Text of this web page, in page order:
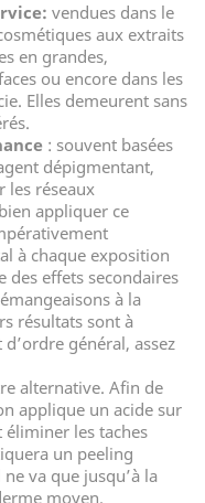
vendues dans le
aux extraits
en grandes,
ou encore dans les
Elles demeurent sans
: souvent basées
dépigmentant,
les réseaux
appliquer ce
à chaque exposition
effets secondaires
à la
résultats sont à
général, assez
alternative. Afin de
applique un acide sur
éliminer les taches
un peeling
va que jusqu’à la
moyen.